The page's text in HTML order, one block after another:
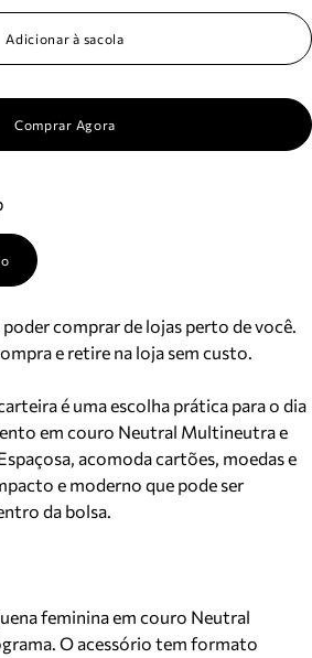
Adicionar à sacola
Comprar Agora
comprar de lojas perto de você.
e retire na loja sem custo.
é uma escolha prática para o dia
em couro Neutral Multineutra e
acomoda cartões, moedas e
e moderno que pode ser
da bolsa.
feminina em couro Neutral
O acessório tem formato